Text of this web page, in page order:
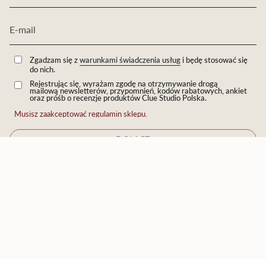
Zgadzam się zwarunkami świadczenia usługi będę stosować się
do nich.
Rejestrując się, wyrażam zgodę na otrzymywanie drogą
mailową newsletterów, przypomnień, kodów rabatowych, ankiet
oraz próśb o recenzje produktów Clue Studio Polska.
Musisz zaakceptować regulamin sklepu.
DOŁĄCZ